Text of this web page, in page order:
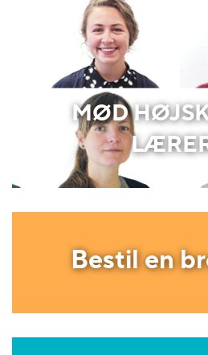
MØD
Bestil en